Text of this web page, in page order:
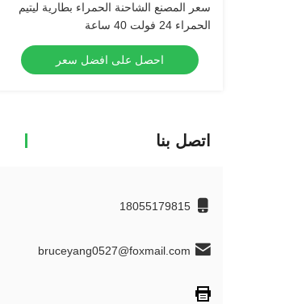
سعر المصنع الشاحنة الحمراء بطارية ليتيم
الحمراء 24 فولت 40 ساعة
احصل على افضل سعر
اتصل بنا
18055179815
bruceyang0527@foxmail.com